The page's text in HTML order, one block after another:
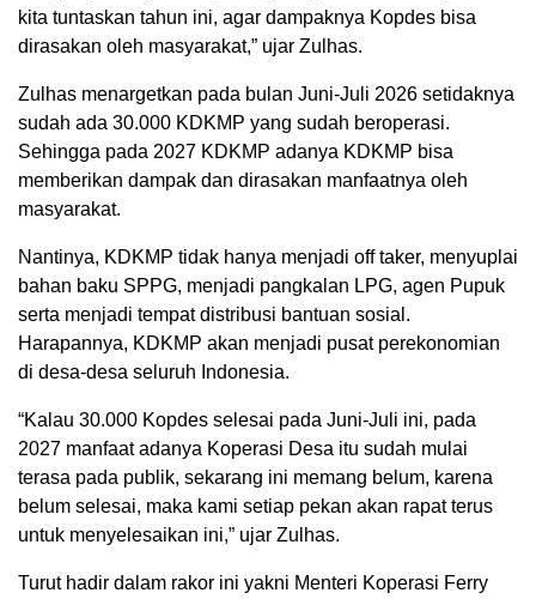
kita tuntaskan tahun ini, agar dampaknya Kopdes bisa
dirasakan oleh masyarakat,” ujar Zulhas.
Zulhas menargetkan pada bulan Juni-Juli 2026 setidaknya
sudah ada 30.000 KDKMP yang sudah beroperasi.
Sehingga pada 2027 KDKMP adanya KDKMP bisa
memberikan dampak dan dirasakan manfaatnya oleh
masyarakat.
Nantinya, KDKMP tidak hanya menjadi off taker, menyuplai
bahan baku SPPG, menjadi pangkalan LPG, agen Pupuk
serta menjadi tempat distribusi bantuan sosial.
Harapannya, KDKMP akan menjadi pusat perekonomian
di desa-desa seluruh Indonesia.
“Kalau 30.000 Kopdes selesai pada Juni-Juli ini, pada
2027 manfaat adanya Koperasi Desa itu sudah mulai
terasa pada publik, sekarang ini memang belum, karena
belum selesai, maka kami setiap pekan akan rapat terus
untuk menyelesaikan ini,” ujar Zulhas.
Turut hadir dalam rakor ini yakni Menteri Koperasi Ferry